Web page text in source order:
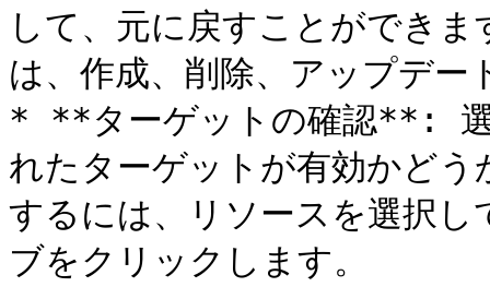
して、元に戻すことができ
は、作成、削除、アップデー
* **ターゲットの確認**: 選
れたターゲットが有効かど
するには、リソースを選択
ブをクリックします。